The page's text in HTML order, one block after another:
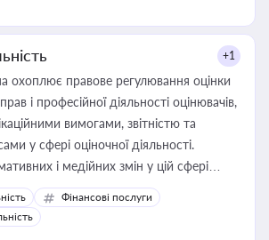
+1
охоплює правове регулювання оцінки
і професійної діяльності оцінювачів,
вимогами, звітністю та
у сфері оціночної діяльності.
і медійних змін у цій сфері
бізнесу, керівника, юриста або
оподаткування, приватизації, оренди
корпоративних угод і перевірки
Фінансові послуги